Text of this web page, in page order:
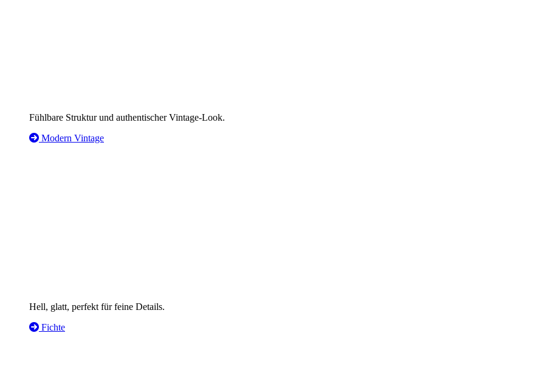
Fühlbare Struktur und authentischer Vintage-Look.
Modern Vintage
Hell, glatt, perfekt für feine Details.
Fichte